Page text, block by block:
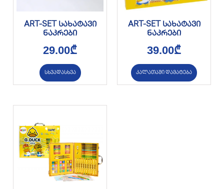
ART-SET სახატავი
ნაკრები
29.00₾
სხვადასხვა
ART-SET სახატავი
ნაკრები
39.00₾
კალათაში დამატება